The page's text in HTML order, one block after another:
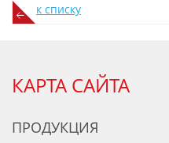
к списку
КАРТА САЙТА
ПРОДУКЦИЯ